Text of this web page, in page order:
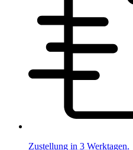
Zustellung in 3 Werktagen.